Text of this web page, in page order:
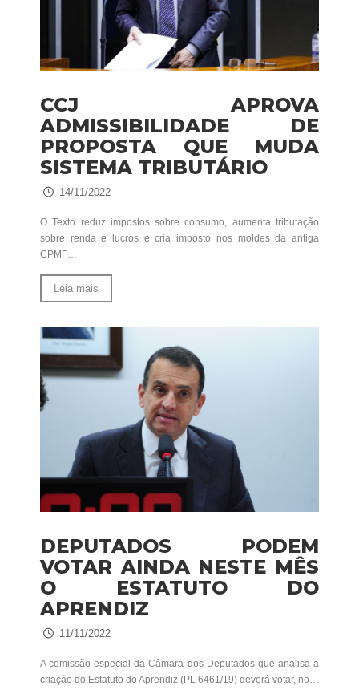
CCJ APROVA
ADMISSIBILIDADE DE
PROPOSTA QUE MUDA
SISTEMA TRIBUTÁRIO
14/11/2022
O Texto reduz impostos sobre consumo, aumenta tributação
sobre renda e lucros e cria imposto nos moldes da antiga
CPMF…
Leia mais
DEPUTADOS PODEM
VOTAR AINDA NESTE MÊS
O ESTATUTO DO
APRENDIZ
11/11/2022
A comissão especial da Câmara dos Deputados que analisa a
criação do Estatuto do Aprendiz (PL 6461/19) deverá votar, no…